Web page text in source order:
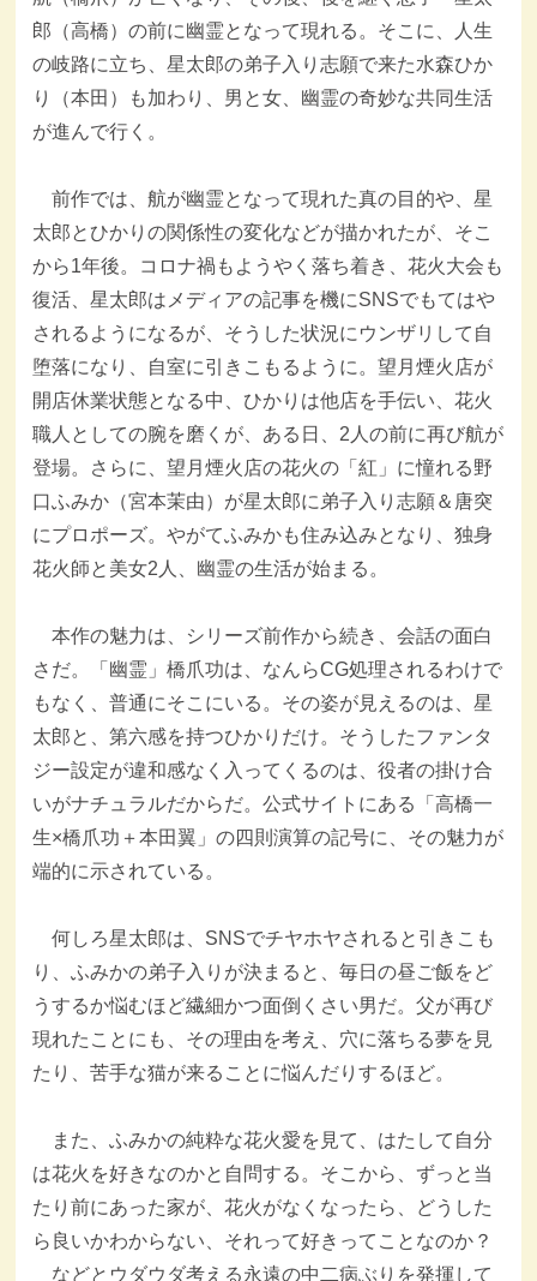
郎（高橋）の前に幽霊となって現れる。そこに、人生
の岐路に立ち、星太郎の弟子入り志願で来た水森ひか
り（本田）も加わり、男と女、幽霊の奇妙な共同生活
が進んで行く。
前作では、航が幽霊となって現れた真の目的や、星
太郎とひかりの関係性の変化などが描かれたが、そこ
から1年後。コロナ禍もようやく落ち着き、花火大会も
復活、星太郎はメディアの記事を機にSNSでもてはや
されるようになるが、そうした状況にウンザリして自
堕落になり、自室に引きこもるように。望月煙火店が
開店休業状態となる中、ひかりは他店を手伝い、花火
職人としての腕を磨くが、ある日、2人の前に再び航が
登場。さらに、望月煙火店の花火の「紅」に憧れる野
口ふみか（宮本茉由）が星太郎に弟子入り志願＆唐突
にプロポーズ。やがてふみかも住み込みとなり、独身
花火師と美女2人、幽霊の生活が始まる。
本作の魅力は、シリーズ前作から続き、会話の面白
さだ。「幽霊」橋爪功は、なんらCG処理されるわけで
もなく、普通にそこにいる。その姿が見えるのは、星
太郎と、第六感を持つひかりだけ。そうしたファンタ
ジー設定が違和感なく入ってくるのは、役者の掛け合
いがナチュラルだからだ。公式サイトにある「高橋一
生×橋爪功＋本田翼」の四則演算の記号に、その魅力が
端的に示されている。
何しろ星太郎は、SNSでチヤホヤされると引きこも
り、ふみかの弟子入りが決まると、毎日の昼ご飯をど
うするか悩むほど繊細かつ面倒くさい男だ。父が再び
現れたことにも、その理由を考え、穴に落ちる夢を見
たり、苦手な猫が来ることに悩んだりするほど。
また、ふみかの純粋な花火愛を見て、はたして自分
は花火を好きなのかと自問する。そこから、ずっと当
たり前にあった家が、花火がなくなったら、どうした
ら良いかわからない、それって好きってことなのか？
などとウダウダ考える永遠の中二病ぶりを発揮して